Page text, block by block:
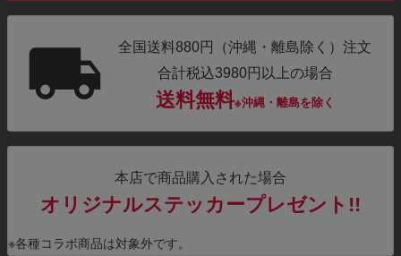
全国送料880円（沖縄・離島除く）注文
合計税込3980円以上の場合
送料無料※沖縄・離島を除く
本店で商品購入された場合
オリジナルステッカープレゼント!!
※各種コラボ商品は対象外です。